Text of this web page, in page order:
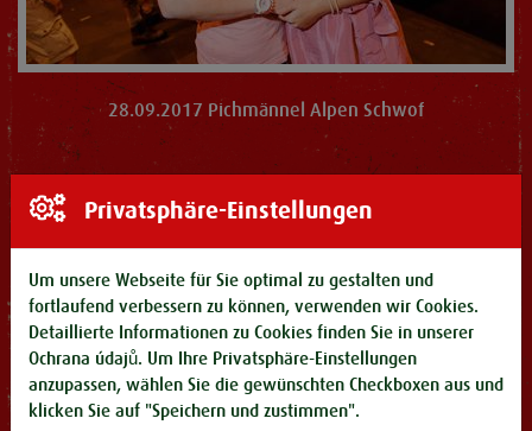
Privatsphäre-Einstellungen
Um unsere Webseite für Sie optimal zu gestalten und
fortlaufend verbessern zu können, verwenden wir Cookies.
Detaillierte Informationen zu Cookies finden Sie in unserer
Ochrana údajů. Um Ihre Privatsphäre-Einstellungen
anzupassen, wählen Sie die gewünschten Checkboxen aus und
klicken Sie auf "Speichern und zustimmen".
28.09.2017 Pichmännel Alpen Schwof